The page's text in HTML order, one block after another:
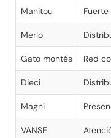
Manitou
Merlo
Gato montés Red
Dieci
Magni
VANSE